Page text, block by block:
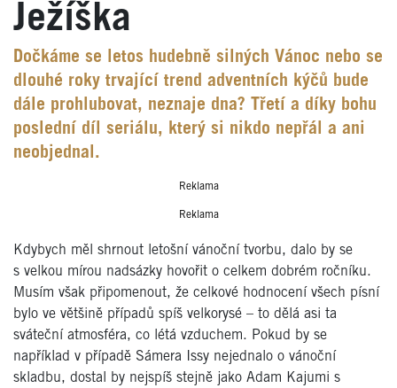
Ježíška
Dočkáme se letos hudebně silných Vánoc nebo se
dlouhé roky trvající trend adventních kýčů bude
dále prohlubovat, neznaje dna? Třetí a díky bohu
poslední díl seriálu, který si nikdo nepřál a ani
neobjednal.
Reklama
Reklama
Kdybych měl shrnout letošní vánoční tvorbu, dalo by se
s velkou mírou nadsázky hovořit o celkem dobrém ročníku.
Musím však připomenout, že celkové hodnocení všech písní
bylo ve většině případů spíš velkorysé – to dělá asi ta
sváteční atmosféra, co létá vzduchem. Pokud by se
například v případě Sámera Issy nejednalo o vánoční
skladbu, dostal by nejspíš stejně jako Adam Kajumi s